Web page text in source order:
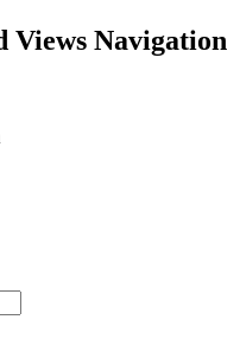
Views Navigation